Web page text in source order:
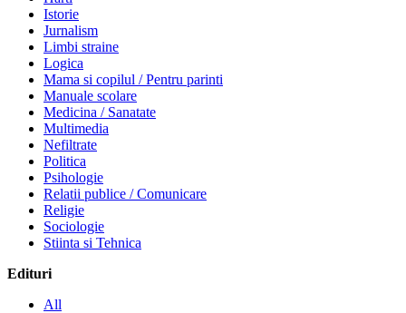
Istorie
Jurnalism
Limbi straine
Logica
Mama si copilul / Pentru parinti
Manuale scolare
Medicina / Sanatate
Multimedia
Nefiltrate
Politica
Psihologie
Relatii publice / Comunicare
Religie
Sociologie
Stiinta si Tehnica
Edituri
All